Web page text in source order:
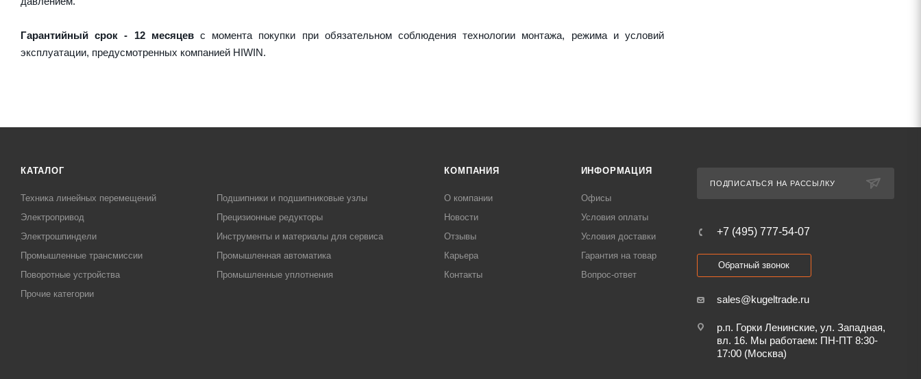
Гарантийный срок - 12 месяцевс момента покупки при обязательном соблюдения технологии монтажа, режима и условий
эксплуатации, предусмотренных компанией HIWIN.
КАТАЛОГ
Техника линейных перемещений
Подшипники и подшипниковые узлы
Электропривод
Прецизионные редукторы
Электрошпиндели
Инструменты и материалы для сервиса
Промышленные трансмиссии
Промышленная автоматика
Поворотные устройства
Промышленные уплотнения
Прочие категории
КОМПАНИЯ
О компании
Новости
Отзывы
Карьера
Контакты
ИНФОРМАЦИЯ
Офисы
Условия оплаты
Условия доставки
Гарантия на товар
Вопрос-ответ
ПОДПИСАТЬСЯ НА РАССЫЛКУ
+7 (495) 777-54-07
Обратный звонок
sales@kugeltrade.ru
р.п. Горки Ленинские, ул. Западная,
вл. 16. Мы работаем: ПН-ПТ 8:30-
17:00 (Москва)